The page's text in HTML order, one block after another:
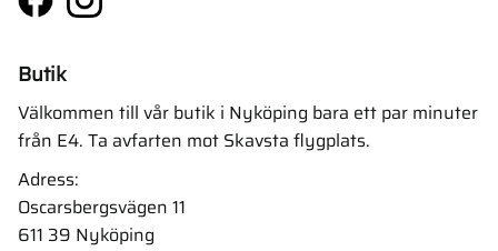
Butik
Välkommen till vår butik i Nyköping bara ett par minuter
från E4. Ta avfarten mot Skavsta flygplats.
Adress:
Oscarsbergsvägen 11
611 39 Nyköping